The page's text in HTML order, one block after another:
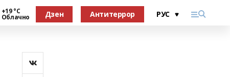
+19 °С
Облачно Дзен Антитеррор